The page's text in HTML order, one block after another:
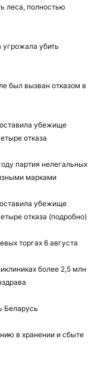
леса, полностью
убить
был вызван отказом в
убежище
отказа
партия нелегальных
марками
убежище
отказа (подробно)
торгах 6 августа
более 2,5 млн
Беларусь
в хранении и сбыте